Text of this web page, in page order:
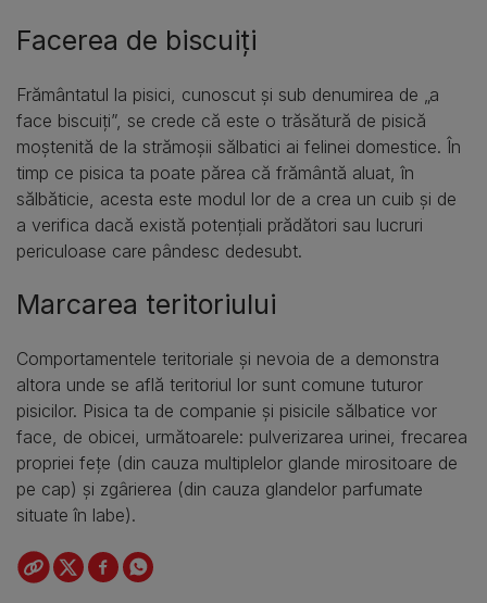
Facerea de biscuiți
Frământatul la pisici, cunoscut și sub denumirea de „a
face biscuiți”, se crede că este o trăsătură de pisică
moștenită de la strămoșii sălbatici ai felinei domestice. În
timp ce pisica ta poate părea că frământă aluat, în
sălbăticie, acesta este modul lor de a crea un cuib și de
a verifica dacă există potențiali prădători sau lucruri
periculoase care pândesc dedesubt.
Marcarea teritoriului
Comportamentele teritoriale și nevoia de a demonstra
altora unde se află teritoriul lor sunt comune tuturor
pisicilor. Pisica ta de companie și pisicile sălbatice vor
face, de obicei, următoarele: pulverizarea urinei, frecarea
propriei fețe (din cauza multiplelor glande mirositoare de
pe cap) și zgârierea (din cauza glandelor parfumate
situate în labe).